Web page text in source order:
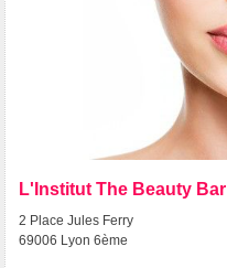
L'Institut The Beauty Bar
2 Place Jules Ferry
69006 Lyon 6ème